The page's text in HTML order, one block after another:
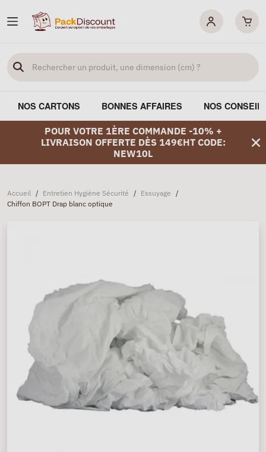
NOS CARTONS BONNES AFFAIRES NOS
POUR VOTRE 1ÈRE COMMANDE -10% +
LIVRAISON OFFERTE DÈS 149€HT CODE:
NEW10L
Accueil / Entretien Hygiène Sécurité / Essuyage /
Chiffon BOPT Drap blanc optique